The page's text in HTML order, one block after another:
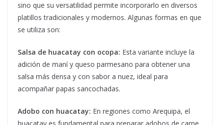
sino que su versatilidad permite incorporarlo en diversos
platillos tradicionales y modernos. Algunas formas en que
se utiliza son:
Salsa de huacatay con ocopa: Esta variante incluye la
adición de maní y queso parmesano para obtener una
salsa más densa y con sabor a nuez, ideal para
acompañar papas sancochadas.
Adobo con huacatay: En regiones como Arequipa, el